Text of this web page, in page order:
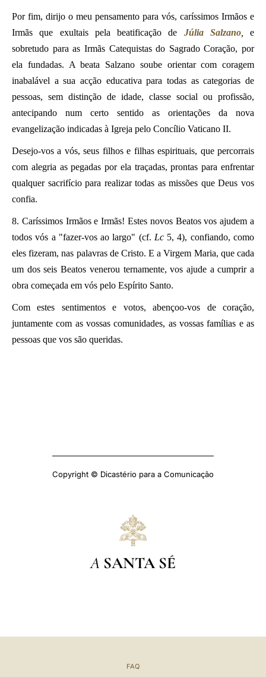
Por fim, dirijo o meu pensamento para vós, caríssimos Irmãos e
Irmãs que exultais pela beatificação de Júlia Salzano,
e
sobretudo para as Irmãs Catequistas do Sagrado Coração, por
ela fundadas. A beata Salzano soube orientar com coragem
inabalável a sua acção educativa para todas as categorias de
pessoas, sem distinção de idade, classe social ou profissão,
antecipando num certo sentido as orientações da nova
evangelização indicadas à Igreja pelo Concílio Vaticano II.
Desejo-vos a vós, seus filhos e filhas espirituais, que percorrais
com alegria as pegadas por ela traçadas, prontas para enfrentar
qualquer sacrifício para realizar todas as missões que Deus vos
confia.
8. Caríssimos Irmãos e Irmãs! Estes novos Beatos vos ajudem a
todos vós a "fazer-vos ao largo" (cf. Lc 5, 4), confiando, como
eles fizeram, nas palavras de Cristo. E a Virgem Maria, que cada
um dos seis Beatos venerou ternamente, vos ajude a cumprir a
obra começada em vós pelo Espírito Santo.
Com estes sentimentos e votos, abençoo-vos de coração,
juntamente com as vossas comunidades, as vossas famílias e as
pessoas que vos são queridas.
Copyright © Dicastério para a Comunicação
A SANTA SÉ
FAQ